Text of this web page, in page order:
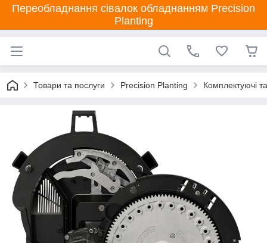
Переобладнання сівалок обладнанням Precision
Planting
Товари та послуги Precision Planting Комплектуючі